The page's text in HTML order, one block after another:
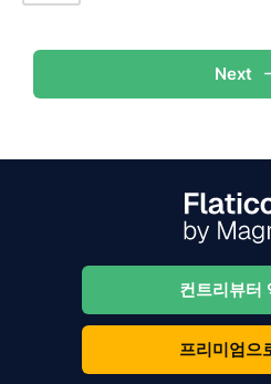
Next
컨트리뷰터
프리미엄으